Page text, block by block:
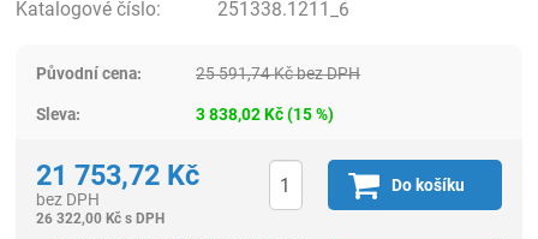
Katalogové číslo:
251338.1211_6
Původní cena: 25 591,74Kčbez DPH
Sleva: 3 838,02Kč(15%)
21 753,72 Kč
bez DPH
26 322,00 Kč s DPH
Do košíku